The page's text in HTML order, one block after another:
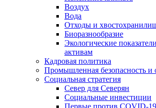
Воздух
Вода
Отходы и
Биоразнообразие
Экологические
активам
Кадровая политика
Промышленная безопасность и
Социальная стратегия
Север для Северян
Социальные инвестиции
Первые против COVID‑19